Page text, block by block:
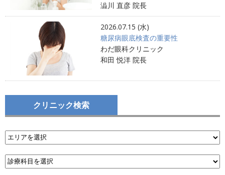
澁川 直彦 院長
2026.07.15 (水)
糖尿病眼底検査の重要性
わだ眼科クリニック
和田 悦洋 院長
クリニック検索